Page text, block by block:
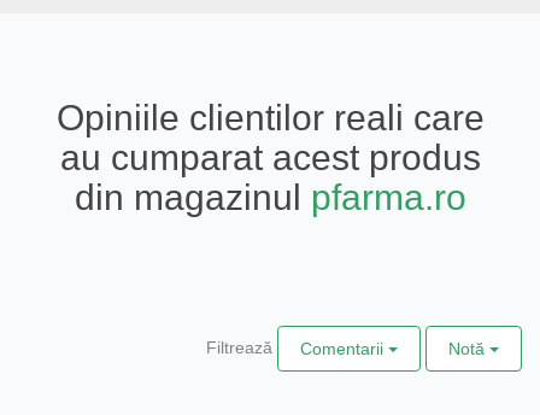
Opiniile clientilor reali care
au cumparat acest produs
din magazinul pfarma.ro
Filtrează Comentarii Notă